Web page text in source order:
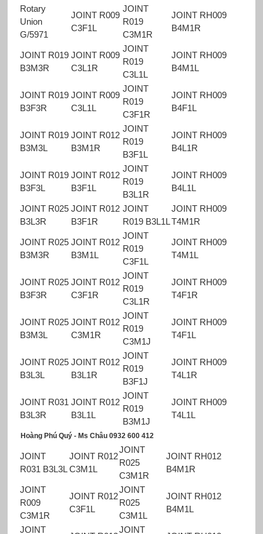
Rotary
Union
G/5971
JOINT R009
C3F1L
JOINT
R019
C3M1R
JOINT RH009
B4M1R
JOINT R019
B3M3R
JOINT R009
C3L1R
JOINT
R019
C3L1L
JOINT RH009
B4M1L
JOINT R019
B3F3R
JOINT R009
C3L1L
JOINT
R019
C3F1R
JOINT RH009
B4F1L
JOINT R019
B3M3L
JOINT R012
B3M1R
JOINT
R019
B3F1L
JOINT RH009
B4L1R
JOINT R019
B3F3L
JOINT R012
B3F1L
JOINT
R019
B3L1R
JOINT RH009
B4L1L
JOINT R025
B3L3R
JOINT R012
B3F1R
JOINT
R019 B3L1L
JOINT RH009
T4M1R
JOINT R025
B3M3R
JOINT R012
B3M1L
JOINT
R019
C3F1L
JOINT RH009
T4M1L
JOINT R025
B3F3R
JOINT R012
C3F1R
JOINT
R019
C3L1R
JOINT RH009
T4F1R
JOINT R025
B3M3L
JOINT R012
C3M1R
JOINT
R019
C3M1J
JOINT RH009
T4F1L
JOINT R025
B3L3L
JOINT R012
B3L1R
JOINT
R019
B3F1J
JOINT RH009
T4L1R
JOINT R031
B3L3R
JOINT R012
B3L1L
JOINT
R019
B3M1J
JOINT RH009
T4L1L
Hoàng Phú Quý - Ms Châu 0932 600 412
JOINT
R031 B3L3L
JOINT R012
C3M1L
JOINT
R025
C3M1R
JOINT RH012
B4M1R
JOINT
R009
C3M1R
JOINT R012
C3F1L
JOINT
R025
C3M1L
JOINT RH012
B4M1L
JOINT JOINT